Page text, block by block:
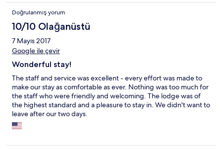
Restaurant staff was always happy with a smile on their face. If
you arrange a tour through the hotel make sure you ask for
Peter as your tour guide. He has an eye of an eagle and is
humble and always happy!!! Thank you Neptune staff for
making our stay one of the best we have ever had.
Doğrulanmış yorum
10/10 Olağanüstü
7 Mayıs 2017
Google ile çevir
Wonderful stay!
The staff and service was excellent - every effort was made to
make our stay as comfortable as ever. Nothing was too much for
the staff who were friendly and welcoming. The lodge was of
the highest standard and a pleasure to stay in. We didn't want to
leave after our two days.